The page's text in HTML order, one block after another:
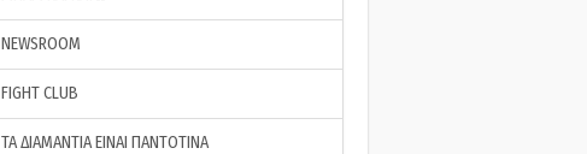
NEWSROOM
FIGHT CLUB
ΤΑ ΔΙΑΜΑΝΤΙΑ ΕΙΝΑΙ ΠΑΝΤΟΤΙΝΑ